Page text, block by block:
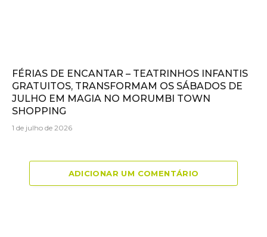
FÉRIAS DE ENCANTAR – TEATRINHOS INFANTIS
GRATUITOS, TRANSFORMAM OS SÁBADOS DE
JULHO EM MAGIA NO MORUMBI TOWN
SHOPPING
1 de julho de 2026
ADICIONAR UM COMENTÁRIO